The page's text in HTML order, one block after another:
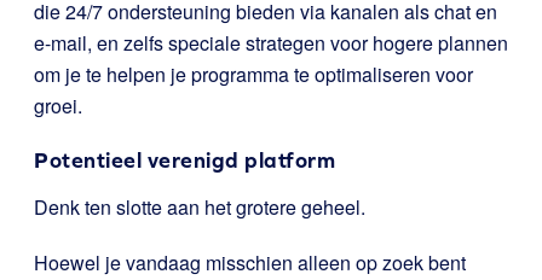
die 24/7 ondersteuning bieden via kanalen als chat en
e-mail, en zelfs speciale strategen voor hogere plannen
om je te helpen je programma te optimaliseren voor
groei.
Potentieel verenigd platform
Denk ten slotte aan het grotere geheel.
Hoewel je vandaag misschien alleen op zoek bent